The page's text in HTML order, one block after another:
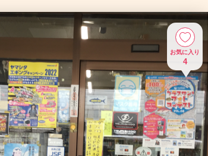
お気に入り
4